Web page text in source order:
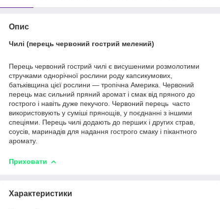
Опис
Чилі (перець червоний гострий мелений)
Перець червоний гострий чилі є висушеними розмолотими
стручками однорічної рослини роду капсикумових,
батьківщина цієї рослини — тропічна Америка. Червоний
перець має сильний пряний аромат і смак від пряного до
гострого і навіть дуже пекучого. Червоний перець часто
використовують у суміші прянощів, у поєднанні з іншими
спеціями. Перець чилі додають до перших і других страв,
соусів, маринадів для надання гострого смаку і пікантного
аромату.
Приховати
Характеристики